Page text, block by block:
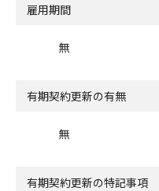
雇用期間
無
有期契約更新の有無
無
有期契約更新の特記事項